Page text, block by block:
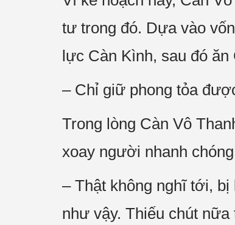
tư trong đó. Dựa vào
lực Càn Kình, sau đó
– Chỉ giữ phong tỏa
Trong lòng Càn Vô
xoay người nhanh
– Thật không nghĩ tới, bị
như vậy. Thiếu chút nữa